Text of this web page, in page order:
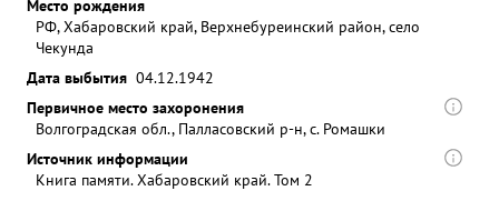
Место рождения
РФ, Хабаровский край, Верхнебуреинский район, село
Чекунда
Дата выбытия 04.12.1942
Первичное место захоронения
Волгоградская обл., Палласовский р-н, с. Ромашки
Источник информации
Книга памяти. Хабаровский край. Том 2